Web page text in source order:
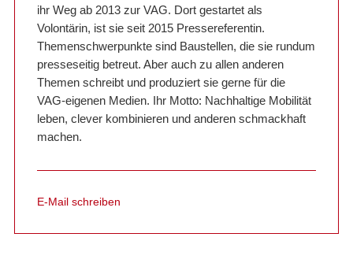
ihr Weg ab 2013 zur VAG. Dort gestartet als
Volontärin, ist sie seit 2015 Pressereferentin.
Themenschwerpunkte sind Baustellen, die sie rundum
presseseitig betreut. Aber auch zu allen anderen
Themen schreibt und produziert sie gerne für die
VAG-eigenen Medien. Ihr Motto: Nachhaltige Mobilität
leben, clever kombinieren und anderen schmackhaft
machen.
E-Mail schreiben